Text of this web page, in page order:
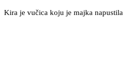
Kira je vučica koju je majka